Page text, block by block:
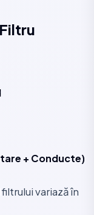
+ Conducte)
variază în